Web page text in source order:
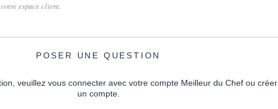
espace client.
POSER UNE QUESTION
veuillez vous connecter avec votre compte Meilleur du Chef ou créer
un compte.